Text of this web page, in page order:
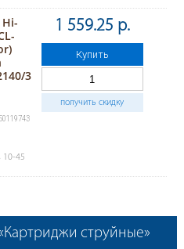
3
10-45
1 559.25 р.
Купить
получить скидку
струйные»